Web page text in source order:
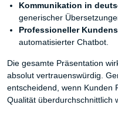
Kommunikation in
generischer
Professioneller
automatisierter Chatbot.
Die gesamte Präsentation
absolut vertrauenswürdig.
entscheidend, wenn Kunden
Qualität überdurchschnittlich